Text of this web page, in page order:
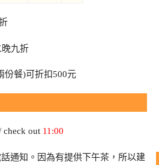
晚九折
份餐)可折扣500元
check out 11:00
通知。因為有提供下午茶，所以建